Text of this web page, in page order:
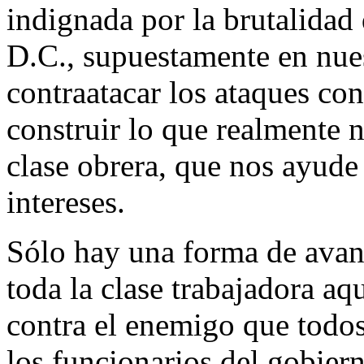
indignada por la brutalidad
D.C., supuestamente en
contraatacar los ataques
construir lo que realmente
clase obrera, que nos
intereses.
Sólo hay una forma de
toda la clase trabajadora
contra el enemigo que